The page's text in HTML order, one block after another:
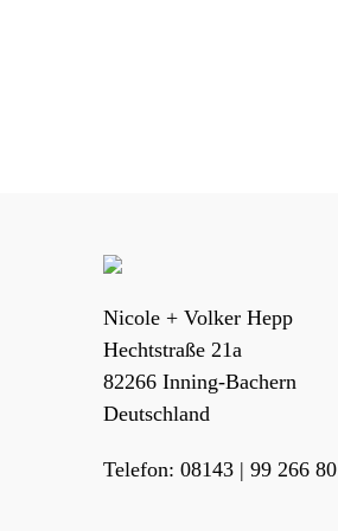
Nicole + Volker Hepp
Hechtstraße 21a
82266 Inning-Bachern
Deutschland
Telefon: 08143 | 99 266 80